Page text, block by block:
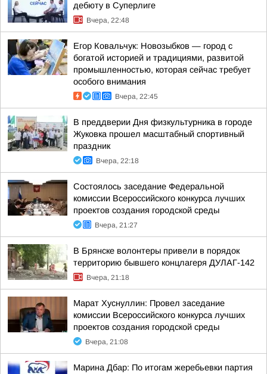
дебюту в Суперлиге
Вчера, 22:48
Егор Ковальчук: Новозыбков — город с
богатой историей и традициями, развитой
промышленностью, которая сейчас требует
особого внимания
Вчера, 22:45
В преддверии Дня физкультурника в городе
Жуковка прошел масштабный спортивный
праздник
Вчера, 22:18
Состоялось заседание Федеральной
комиссии Всероссийского конкурса лучших
проектов создания городской среды
Вчера, 21:27
В Брянске волонтеры привели в порядок
территорию бывшего концлагеря ДУЛАГ-142
Вчера, 21:18
Марат Хуснуллин: Провел заседание
комиссии Всероссийского конкурса лучших
проектов создания городской среды
Вчера, 21:08
Марина Дбар: По итогам жеребьевки партия